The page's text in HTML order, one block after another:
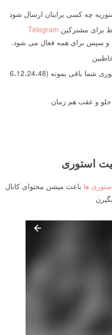
چه کسی برایتان ارسال شود
برای مشترکین Telegram
و سپس برای همه فعال می شود.
میتونید مشخص کنید چند ساعت استوری شما باقی بمونه (6،12،24،48
جلو و عقب هم زمان
استوری
ها باعث میشن محتوای کانال